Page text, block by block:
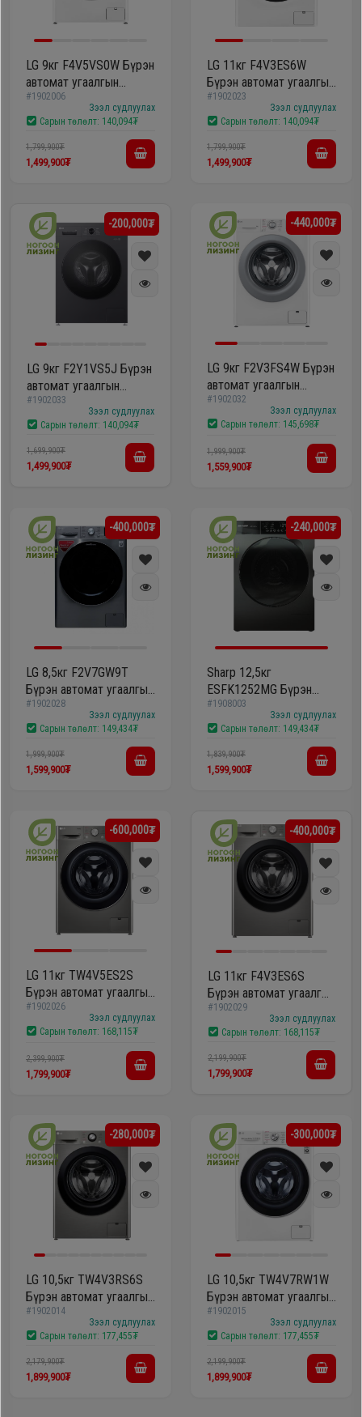
LG 9кг F4V5VS0W Бүрэн
автомат угаалгын
машин
#1902006
Зээл судлуулах
Сарын төлөлт: 140,094₮
1,799,900₮
1,499,900₮
LG 11кг F4V3ES6W
Бүрэн автомат угаалгын
машин
#1902023
Зээл судлуулах
Сарын төлөлт: 140,094₮
1,799,900₮
1,499,900₮
-200,000₮
LG 9кг F2Y1VS5J Бүрэн
автомат угаалгын
машин
#1902033
Зээл судлуулах
Сарын төлөлт: 140,094₮
1,699,900₮
1,499,900₮
-440,000₮
LG 9кг F2V3FS4W Бүрэн
автомат угаалгын
машин
#1902032
Зээл судлуулах
Сарын төлөлт: 145,698₮
1,999,900₮
1,559,900₮
-400,000₮
LG 8,5кг F2V7GW9T
Бүрэн автомат угаалгын
машин
#1902028
Зээл судлуулах
Сарын төлөлт: 149,434₮
1,999,900₮
1,599,900₮
-240,000₮
Sharp 12,5кг
ESFK1252MG Бүрэн
автомат угаалгын
машин
#1908003
Зээл судлуулах
Сарын төлөлт: 149,434₮
1,839,900₮
1,599,900₮
-600,000₮
LG 11кг TW4V5ES2S
Бүрэн автомат угаалгын
машин
#1902026
Зээл судлуулах
Сарын төлөлт: 168,115₮
2,399,900₮
1,799,900₮
-400,000₮
LG 11кг F4V3ES6S
Бүрэн автомат угаалгын
машин
#1902029
Зээл судлуулах
Сарын төлөлт: 168,115₮
2,199,900₮
1,799,900₮
-280,000₮
LG 10,5кг TW4V3RS6S
Бүрэн автомат угаалгын
машин
#1902014
Зээл судлуулах
Сарын төлөлт: 177,455₮
2,179,900₮
1,899,900₮
-300,000₮
LG 10,5кг TW4V7RW1W
Бүрэн автомат угаалгын
машин
#1902015
Зээл судлуулах
Сарын төлөлт: 177,455₮
2,199,900₮
1,899,900₮